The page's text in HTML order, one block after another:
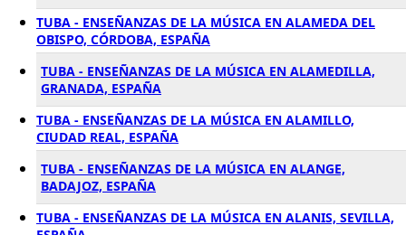
TUBA - ENSEÑANZAS DE LA MÚSICA EN ALAMEDA DEL
OBISPO, CÓRDOBA, ESPAÑA
TUBA - ENSEÑANZAS DE LA MÚSICA EN ALAMEDILLA,
GRANADA, ESPAÑA
TUBA - ENSEÑANZAS DE LA MÚSICA EN ALAMILLO,
CIUDAD REAL, ESPAÑA
TUBA - ENSEÑANZAS DE LA MÚSICA EN ALANGE,
BADAJOZ, ESPAÑA
TUBA - ENSEÑANZAS DE LA MÚSICA EN ALANIS, SEVILLA,